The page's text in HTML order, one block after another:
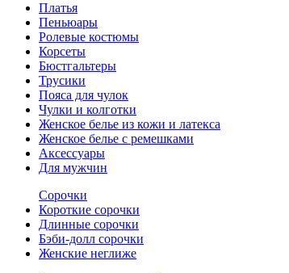
Платья
Пеньюары
Ролевые костюмы
Корсеты
Бюстгальтеры
Трусики
Пояса для чулок
Чулки и колготки
Женское белье из кожи и латекса
Женское белье с ремешками
Аксессуары
Для мужчин
Сорочки
Короткие сорочки
Длинные сорочки
Бэби-долл сорочки
Женские неглиже